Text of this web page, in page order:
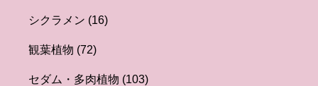
シクラメン (16)
観葉植物 (72)
セダム・多肉植物 (103)